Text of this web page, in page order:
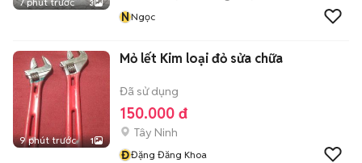
3
NNgọc
9 phút trước 1
Mỏ lết Kim loại đỏ sửa chữa
Đã sử dụng
150.000 đ
Tây Ninh
ĐĐặng Đăng Khoa